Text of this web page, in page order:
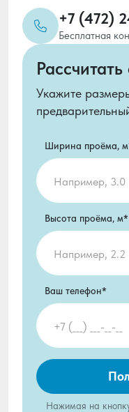
+7 (472)
Бесплатная
Укажите
Ширина проёма,
Высота проёма, м*
Ваш телефон*
Нажимая на